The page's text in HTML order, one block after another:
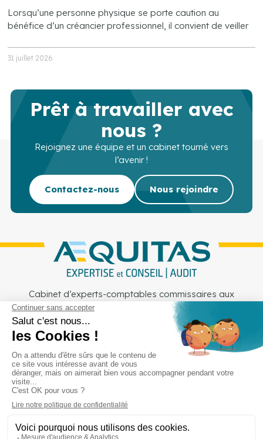
Lorsqu’une personne physique se porte caution au
bénéfice d’un créancier professionnel, il convient de veiller
31 juillet 2026
Prêt à travailler avec
nous ?
Rejoignez une équipe et un cabinet tourné vers
l’avenir !
Contactez-nous Nous rejoindre
Cabinet d’experts-comptables commissaires aux
comptes sur Lille, Lens et Douai
Services Secteurs Outils
Cabinet
Recrutement